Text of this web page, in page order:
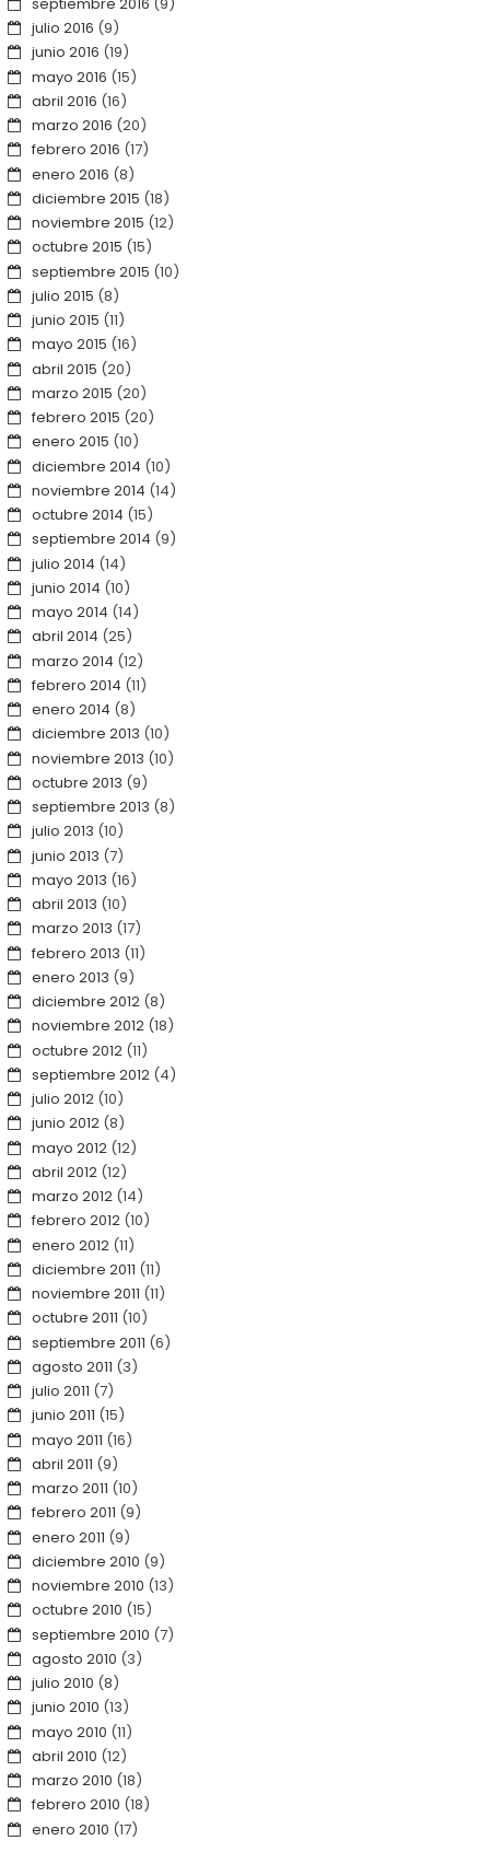
julio 2016 (9)
junio 2016 (19)
mayo 2016 (15)
abril 2016 (16)
marzo 2016 (20)
febrero 2016 (17)
enero 2016 (8)
diciembre 2015 (18)
noviembre 2015 (12)
octubre 2015 (15)
septiembre 2015 (10)
julio 2015 (8)
junio 2015 (11)
mayo 2015 (16)
abril 2015 (20)
marzo 2015 (20)
febrero 2015 (20)
enero 2015 (10)
diciembre 2014 (10)
noviembre 2014 (14)
octubre 2014 (15)
septiembre 2014 (9)
julio 2014 (14)
junio 2014 (10)
mayo 2014 (14)
abril 2014 (25)
marzo 2014 (12)
febrero 2014 (11)
enero 2014 (8)
diciembre 2013 (10)
noviembre 2013 (10)
octubre 2013 (9)
septiembre 2013 (8)
julio 2013 (10)
junio 2013 (7)
mayo 2013 (16)
abril 2013 (10)
marzo 2013 (17)
febrero 2013 (11)
enero 2013 (9)
diciembre 2012(8)
noviembre 2012(18)
octubre 2012(11)
septiembre 2012(4)
julio 2012(10)
junio 2012(8)
mayo 2012(12)
abril 2012(12)
marzo 2012(14)
febrero 2012(10)
enero 2012(11)
diciembre 2011 (11)
noviembre 2011 (11)
octubre 2011 (10)
septiembre 2011 (6)
agosto 2011 (3)
julio 2011 (7)
junio 2011 (15)
mayo 2011 (16)
abril 2011 (9)
marzo 2011 (10)
febrero 2011 (9)
enero 2011 (9)
diciembre 2010 (9)
noviembre 2010 (13)
octubre 2010 (15)
septiembre 2010 (7)
agosto 2010 (3)
julio 2010 (8)
junio 2010 (13)
mayo 2010 (11)
abril 2010 (12)
marzo 2010 (18)
febrero 2010 (18)
enero 2010 (17)